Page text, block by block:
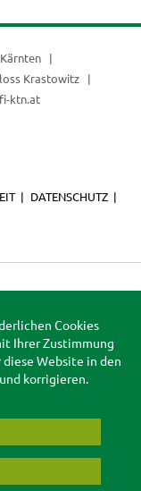
Krastowitz
ktn.at
DATENSCHUTZ
Cookies
Ihrer Zustimmung
Website in den
korrigieren.